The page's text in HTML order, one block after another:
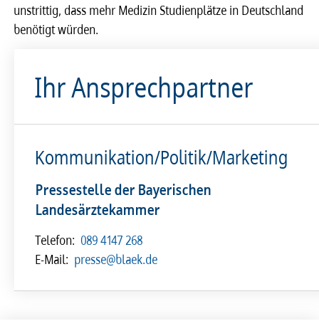
unstrittig, dass mehr Medizin Studienplätze in Deutschland
benötigt würden.
Ihr Ansprechpartner
Kommunikation/Politik/Marketing
Pressestelle der Bayerischen
Landesärztekammer
Telefon: 089 4147 268
E-Mail: presse@blaek.de